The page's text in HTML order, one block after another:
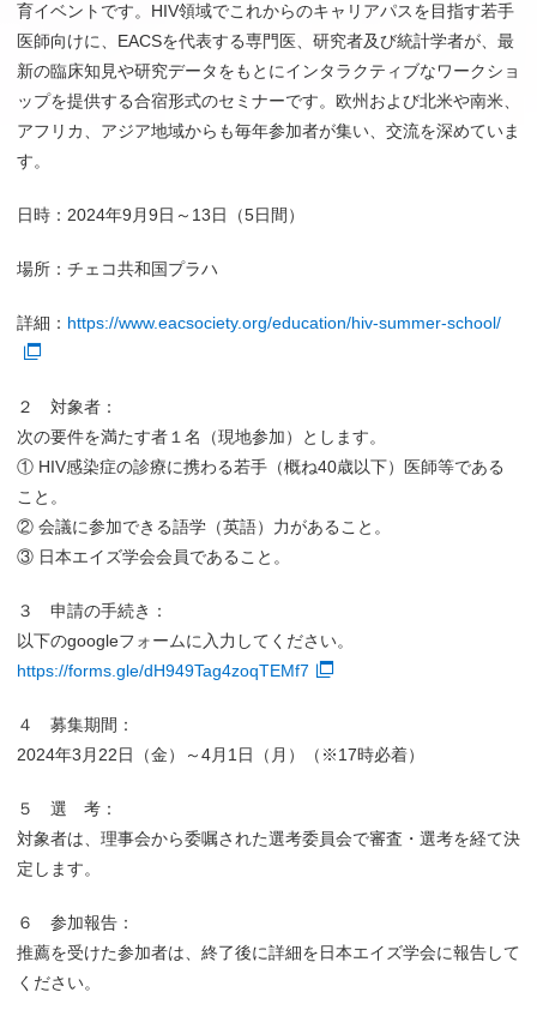
育イベントです。HIV領域でこれからのキャリアパスを目指す若手
医師向けに、EACSを代表する専門医、研究者及び統計学者が、最
新の臨床知見や研究データをもとにインタラクティブなワークショ
ップを提供する合宿形式のセミナーです。欧州および北米や南米、
アフリカ、アジア地域からも毎年参加者が集い、交流を深めていま
す。
日時：2024年9月9日～13日（5日間）
場所：チェコ共和国プラハ
詳細： https://www.eacsociety.org/education/hiv-summer-school/
２ 対象者：
次の要件を満たす者１名（現地参加）とします。
① HIV感染症の診療に携わる若手（概ね40歳以下）医師等である
こと。
② 会議に参加できる語学（英語）力があること。
③ 日本エイズ学会会員であること。
３ 申請の手続き：
以下のgoogleフォームに入力してください。
https://forms.gle/dH949Tag4zoqTEMf7
４ 募集期間：
2024年3月22日（金）～4月1日（月）（※17時必着）
５ 選 考：
対象者は、理事会から委嘱された選考委員会で審査・選考を経て決
定します。
６ 参加報告：
推薦を受けた参加者は、終了後に詳細を日本エイズ学会に報告して
ください。